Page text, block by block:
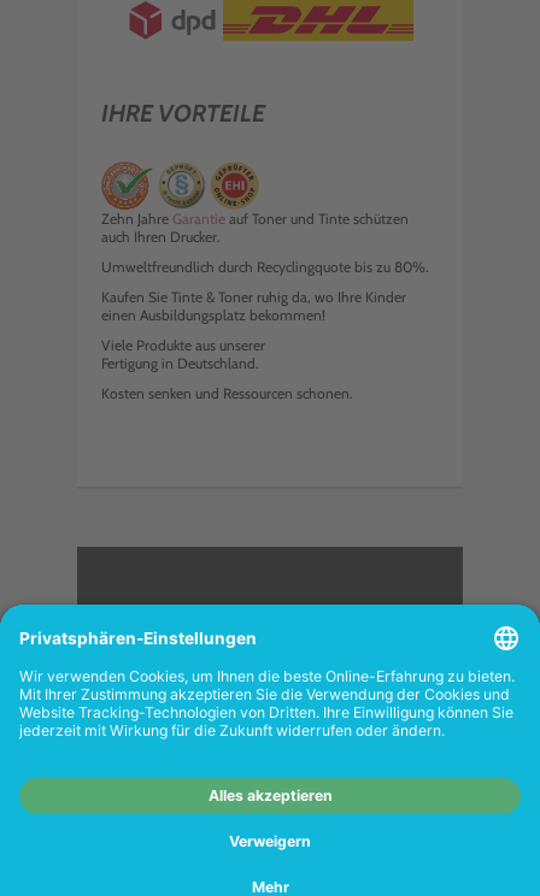
IHRE VORTEILE
Zehn Jahre Garantie auf Toner und Tinte schützen
auch Ihren Drucker.
Umweltfreundlich durch Recyclingquote bis zu 80%.
Kaufen Sie Tinte & Toner ruhig da, wo Ihre Kinder
einen Ausbildungsplatz bekommen!
Viele Produkte aus unserer
Fertigung in Deutschland.
Kosten senken und Ressourcen schonen.
<
FOLGEN SIE UNS
Shops richtet sich nicht an Wiederverkäufer.